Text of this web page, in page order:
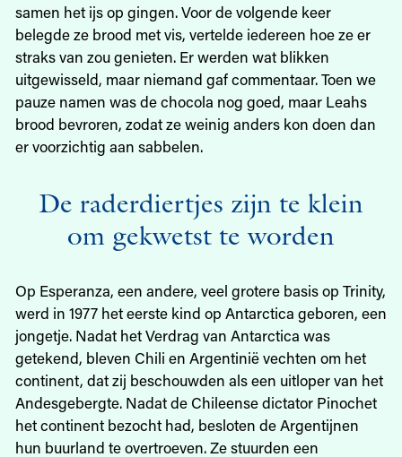
samen het ijs op gingen. Voor de volgende keer
belegde ze brood met vis, vertelde iedereen hoe ze er
straks van zou genieten. Er werden wat blikken
uitgewisseld, maar niemand gaf commentaar. Toen we
pauze namen was de chocola nog goed, maar Leahs
brood bevroren, zodat ze weinig anders kon doen dan
er voorzichtig aan sabbelen.
De raderdiertjes zijn te klein
om gekwetst te worden
Op Esperanza, een andere, veel grotere basis op Trinity,
werd in 1977 het eerste kind op Antarctica geboren, een
jongetje. Nadat het Verdrag van Antarctica was
getekend, bleven Chili en Argentinië vechten om het
continent, dat zij beschouwden als een uitloper van het
Andesgebergte. Nadat de Chileense dictator Pinochet
het continent bezocht had, besloten de Argentijnen
hun buurland te overtroeven. Ze stuurden een